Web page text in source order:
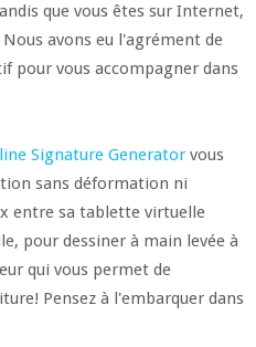
que vous êtes sur Internet,
avons eu l'agrément de
pour vous accompagner dans
Signature Generatorvous
sans déformation ni
entre sa tablette virtuelle
pour dessiner à main levée à
qui vous permet de
Pensez à l'embarquer dans